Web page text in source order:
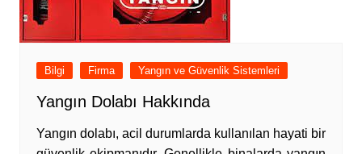
Bilgi Firma Yangın ve Güvenlik Sistemleri
Yangın Dolabı Hakkında
Yangın dolabı, acil durumlarda kullanılan hayati bir